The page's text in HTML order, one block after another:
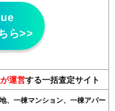
ら>>
運営する一括査定サイト
、一棟マンション、一棟アパー